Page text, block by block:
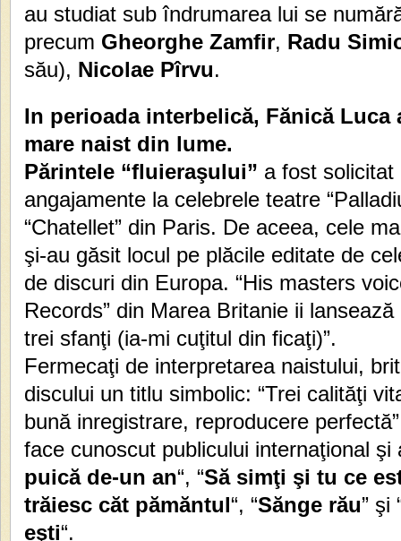
au studiat sub îndrumarea lui se
precum Gheorghe Zamfir, Radu
său), Nicolae Pîrvu.
In perioada interbelică, Fănică
mare naist din lume.
Părintele “fluieraşului” a fost solicitat
angajamente la celebrele teatre
“Chatellet” din Paris. De aceea, cele
şi-au găsit locul pe plăcile editate de
de discuri din Europa. “His masters
Records” din Marea Britanie ii
trei sfanţi (ia-mi cuţitul din ficaţi)”.
Fermecaţi de interpretarea naistului,
discului un titlu simbolic: “Trei calităţi
bună inregistrare, reproducere
face cunoscut publicului internaţional şi
puică de-un an“, “Să simţi şi tu ce
trăiesc căt pămăntul“, “Sănge rău” şi
eşti“.